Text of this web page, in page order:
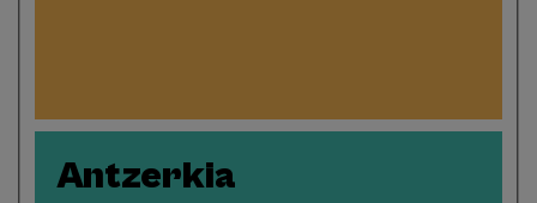
Antzerkia